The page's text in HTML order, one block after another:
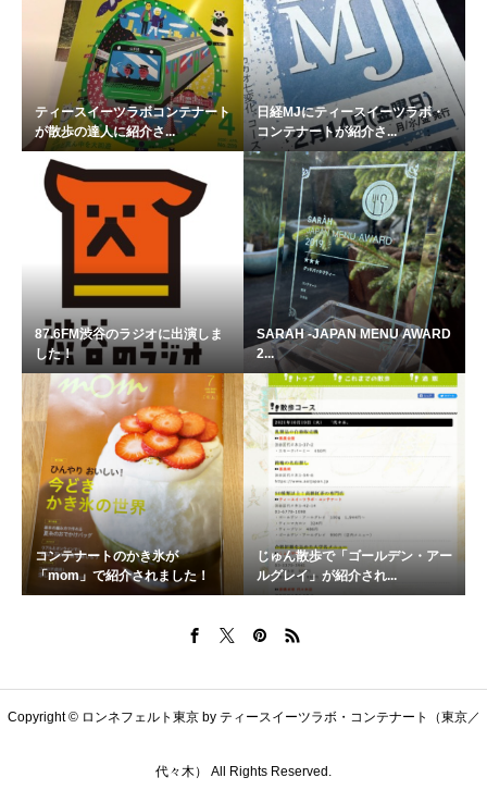
ティースイーツラボコンテナート
が散歩の達人に紹介さ...
日経MJにティースイーツラボ・
コンテナートが紹介さ...
87.6FM渋谷のラジオに出演しま
した！
SARAH -JAPAN MENU AWARD
2...
コンテナートのかき氷が
「mom」で紹介されました！
じゅん散歩で「ゴールデン・アー
ルグレイ」が紹介され...
Copyright © ロンネフェルト東京 by ティースイーツラボ・コンテナート（東京／
代々木） All Rights Reserved.